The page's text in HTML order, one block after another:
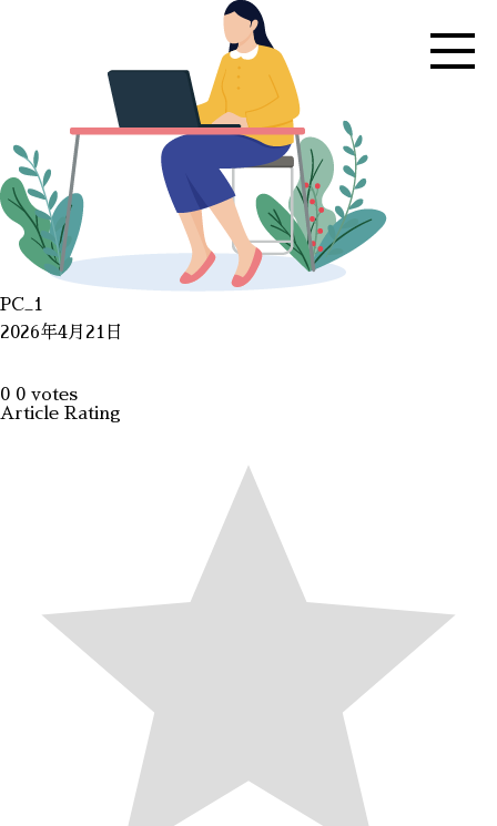
PC_1
2026年4月21日
0 0 votes
Article Rating